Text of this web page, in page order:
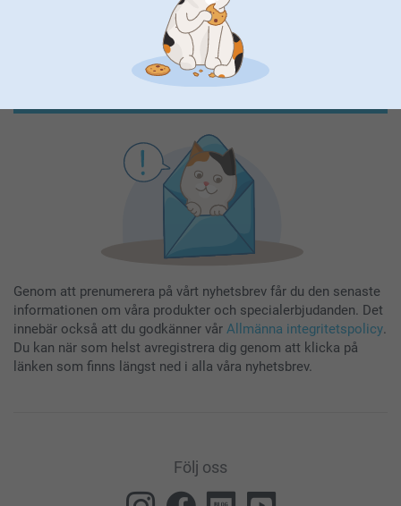
Ange din e-postadress här
Genom att prenumerera på vårt nyhetsbrev får du den senaste
informationen om våra produkter och specialerbjudanden. Det
innebär också att du godkänner vår Allmänna integritetspolicy.
Du kan när som helst avregistrera dig genom att klicka på
länken som finns längst ned i alla våra nyhetsbrev.
Följ oss